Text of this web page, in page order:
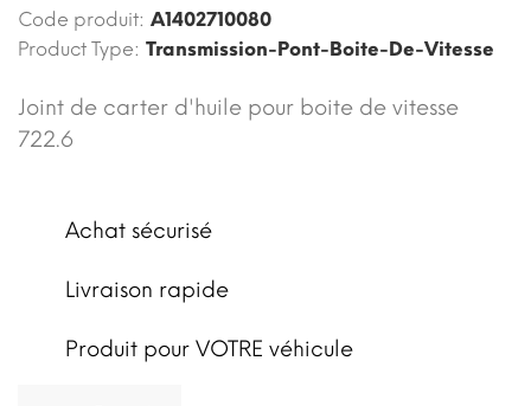
Code produit: A1402710080
Product Type: Transmission-Pont-Boite-De-Vitesse
Joint de carter d'huile pour boite de vitesse
722.6
Achat sécurisé
Livraison rapide
Produit pour VOTRE véhicule